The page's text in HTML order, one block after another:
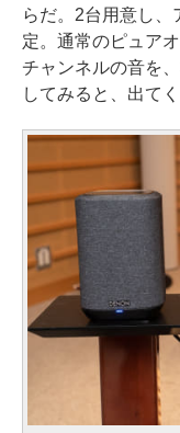
らだ。2台用意し、
定。通常のピュア
チャンネルの音を
してみると、出て